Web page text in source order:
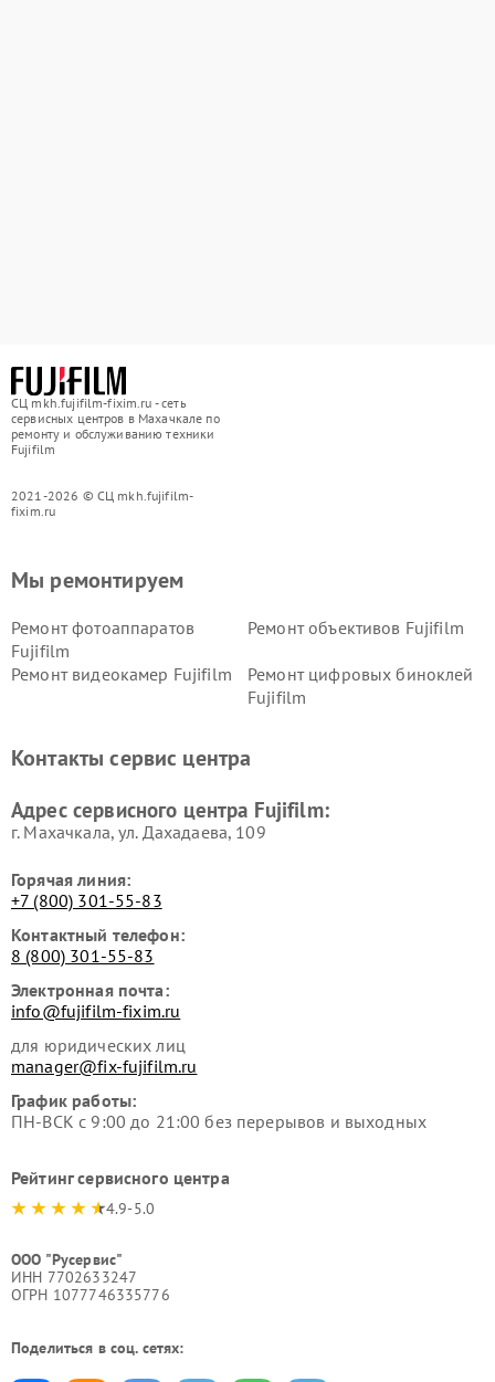
СЦ mkh.fujifilm-fixim.ru - сеть
сервисных центров в Махачкале по
ремонту и обслуживанию техники
Fujifilm
2021-2026 © СЦ mkh.fujifilm-
fixim.ru
Мы ремонтируем
Ремонт фотоаппаратов
Fujifilm
Ремонт объективов Fujifilm
Ремонт видеокамер Fujifilm
Ремонт цифровых биноклей
Fujifilm
Контакты сервис центра
Адрес сервисного центра Fujifilm:
г. Махачкала, ул. Дахадаева, 109
Горячая линия:
+7 (800) 301-55-83
Контактный телефон:
8 (800) 301-55-83
Электронная почта:
info@fujifilm-fixim.ru
для юридических лиц
manager@fix-fujifilm.ru
График работы:
ПН-ВСК с 9:00 до 21:00 без перерывов и выходных
Рейтинг сервисного центра
4.9-5.0
ООО "Русервис"
ИНН 7702633247
ОГРН 1077746335776
Поделиться в соц. сетях: